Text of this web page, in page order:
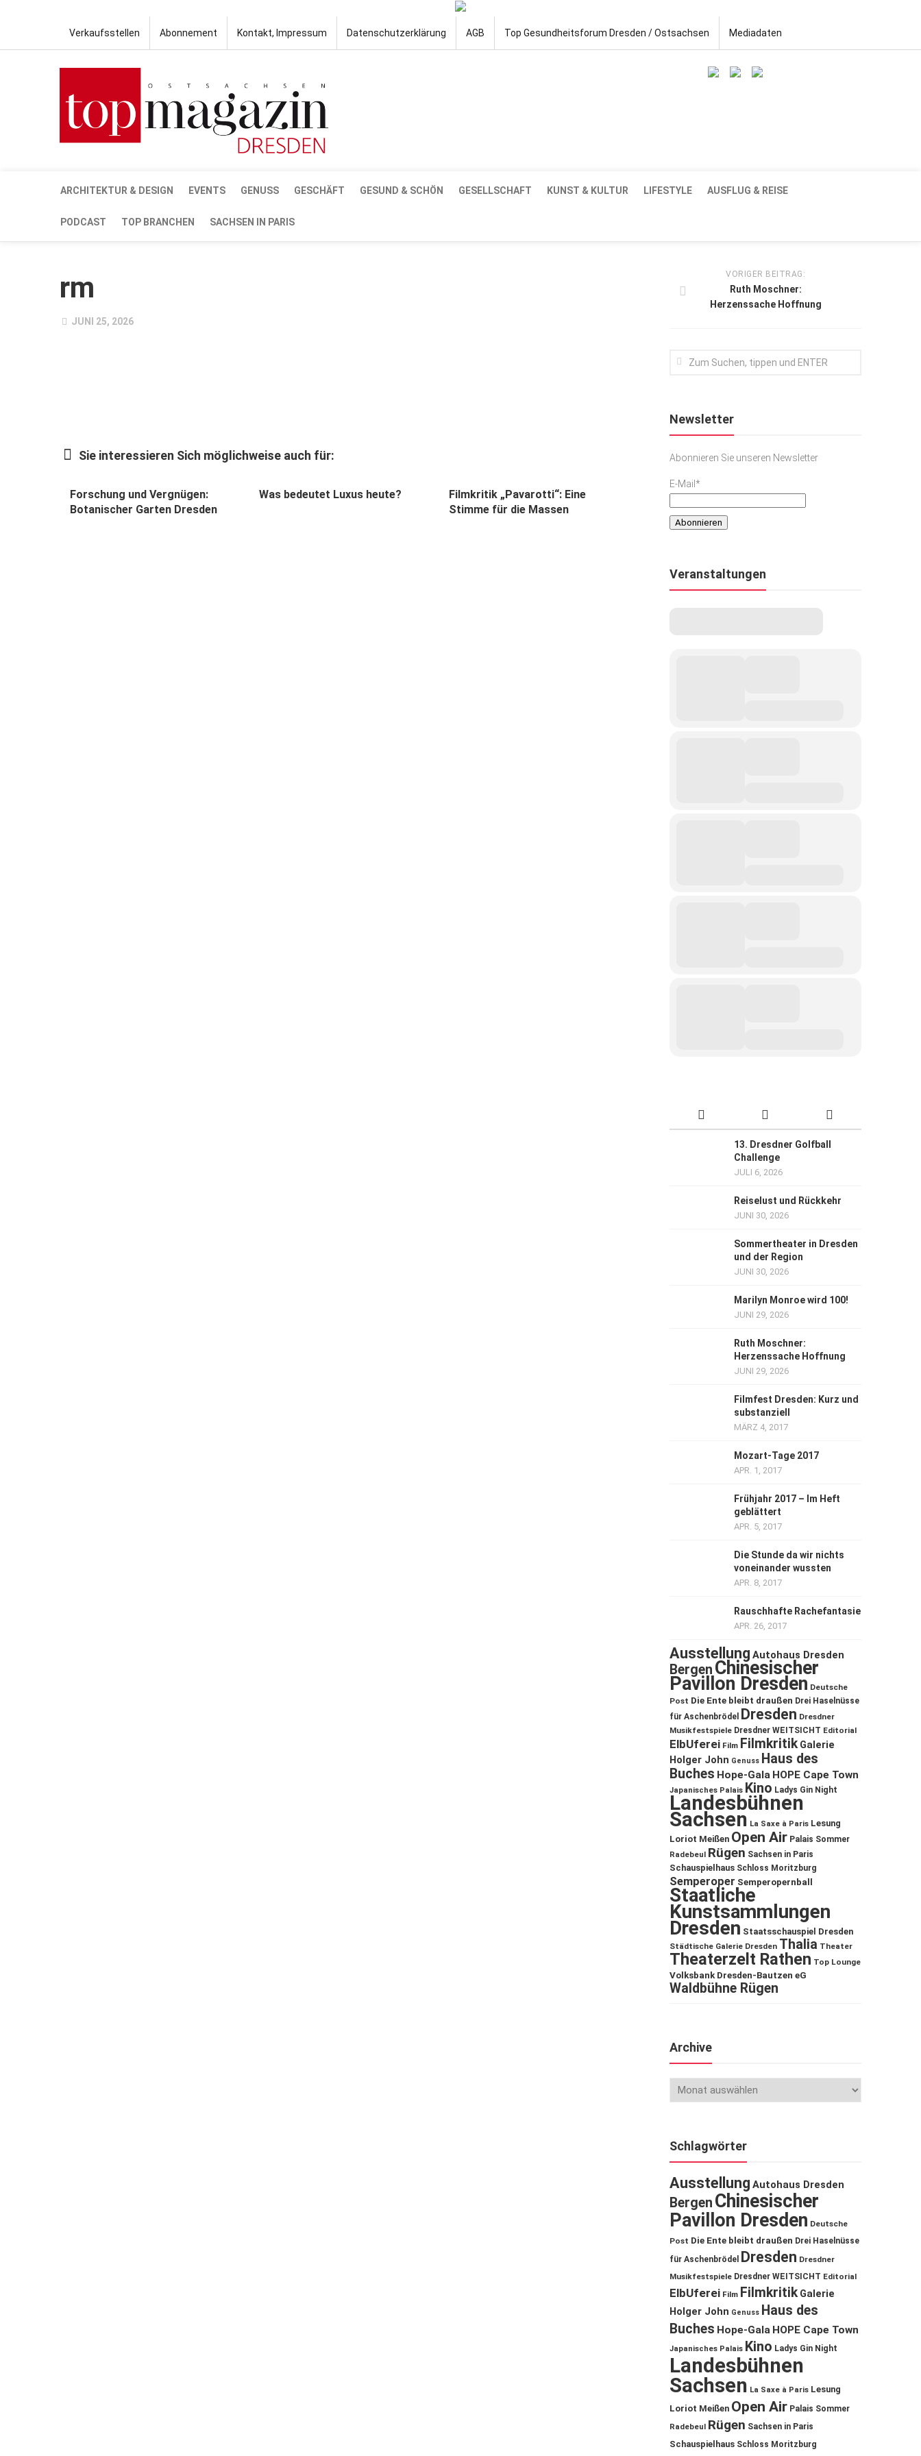
Verkaufsstellen Abonnement Kontakt, Impressum Datenschutzerklärung AGB Top Gesundheitsforum Dresden / Ostsachsen Mediadaten
ARCHITEKTUR & DESIGN EVENTS GENUSS GESCHÄFT GESUND & SCHÖN GESELLSCHAFT KUNST & KULTUR LIFESTYLE AUSFLUG & REISE
PODCAST TOP BRANCHEN SACHSEN IN PARIS
rm
JUNI 25, 2026
Sie interessieren Sich möglichweise auch für:
Forschung und Vergnügen:
Botanischer Garten Dresden
Was bedeutet Luxus heute?
Filmkritik „Pavarotti“: Eine
Stimme für die Massen
VORIGER BEITRAG:
Ruth Moschner:
Herzenssache Hoffnung
Newsletter
Abonnieren Sie unseren Newsletter
E-Mail*
Veranstaltungen
13. Dresdner Golfball
Challenge
JULI 6, 2026
Reiselust und Rückkehr
JUNI 30, 2026
Sommertheater in Dresden
und der Region
JUNI 30, 2026
Marilyn Monroe wird 100!
JUNI 29, 2026
Ruth Moschner:
Herzenssache Hoffnung
JUNI 29, 2026
Filmfest Dresden: Kurz und
substanziell
MÄRZ 4, 2017
Mozart-Tage 2017
APR. 1, 2017
Frühjahr 2017 – Im Heft
geblättert
APR. 5, 2017
Die Stunde da wir nichts
voneinander wussten
APR. 8, 2017
Rauschhafte Rachefantasie
APR. 26, 2017
Ausstellung Autohaus Dresden
Bergen Chinesischer
Pavillon Dresden Deutsche
Post Die Ente bleibt draußen Drei Haselnüsse
für Aschenbrödel
Dresden Dresdner
Musikfestspiele Dresdner WEITSICHT Editorial
ElbUferei Film Filmkritik Galerie
Holger John Genuss Haus des
Buches Hope-Gala HOPE Cape Town
Japanisches Palais Kino Ladys Gin Night
Landesbühnen
Sachsen La Saxe à Paris Lesung
Loriot Meißen Open Air Palais Sommer
Radebeul Rügen Sachsen in Paris
Schauspielhaus Schloss Moritzburg
Semperoper Semperopernball
Staatliche
Kunstsammlungen
Dresden Staatsschauspiel Dresden
Städtische Galerie Dresden Thalia Theater
Theaterzelt Rathen Top Lounge
Volksbank Dresden-Bautzen eG
Waldbühne Rügen
Archive
Schlagwörter
Ausstellung Autohaus Dresden
Bergen Chinesischer
Pavillon Dresden Deutsche
Post Die Ente bleibt draußen Drei Haselnüsse
für Aschenbrödel
Dresden Dresdner
Musikfestspiele Dresdner WEITSICHT Editorial
ElbUferei Film Filmkritik Galerie
Holger John Genuss Haus des
Buches Hope-Gala HOPE Cape Town
Japanisches Palais Kino Ladys Gin Night
Landesbühnen
Sachsen La Saxe à Paris Lesung
Loriot Meißen Open Air Palais Sommer
Radebeul Rügen Sachsen in Paris
Schauspielhaus Schloss Moritzburg